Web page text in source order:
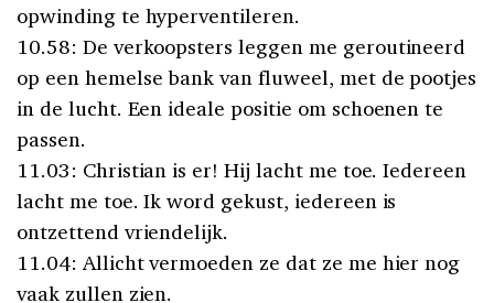
opwinding te hyperventileren.
10.58: De verkoopsters leggen me geroutineerd
op een hemelse bank van fluweel, met de pootjes
in de lucht. Een ideale positie om schoenen te
passen.
11.03: Christian is er! Hij lacht me toe. Iedereen
lacht me toe. Ik word gekust, iedereen is
ontzettend vriendelijk.
11.04: Allicht vermoeden ze dat ze me hier nog
vaak zullen zien.